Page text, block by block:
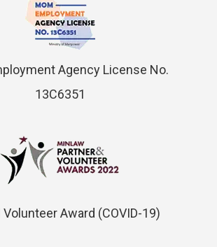
Agency License No.
13C6351
Volunteer Award (COVID-19)